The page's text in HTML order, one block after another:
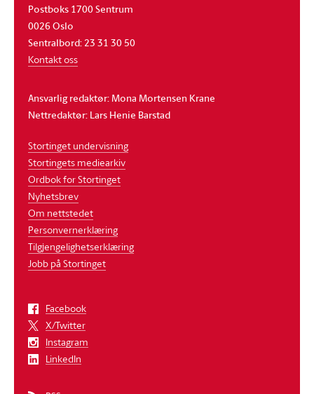
Postboks 1700 Sentrum
0026 Oslo
Sentralbord: 23 31 30 50
Kontakt oss
Ansvarlig redaktør: Mona Mortensen Krane
Nettredaktør: Lars Henie Barstad
Stortinget undervisning
Stortingets mediearkiv
Ordbok for Stortinget
Nyhetsbrev
Om nettstedet
Personvernerklæring
Tilgjengelighetserklæring
Jobb på Stortinget
Facebook
X/Twitter
Instagram
LinkedIn